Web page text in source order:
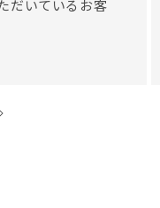
だいているお客